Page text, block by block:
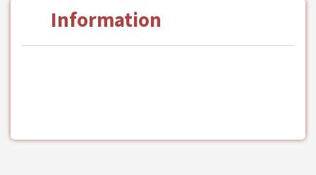
Information